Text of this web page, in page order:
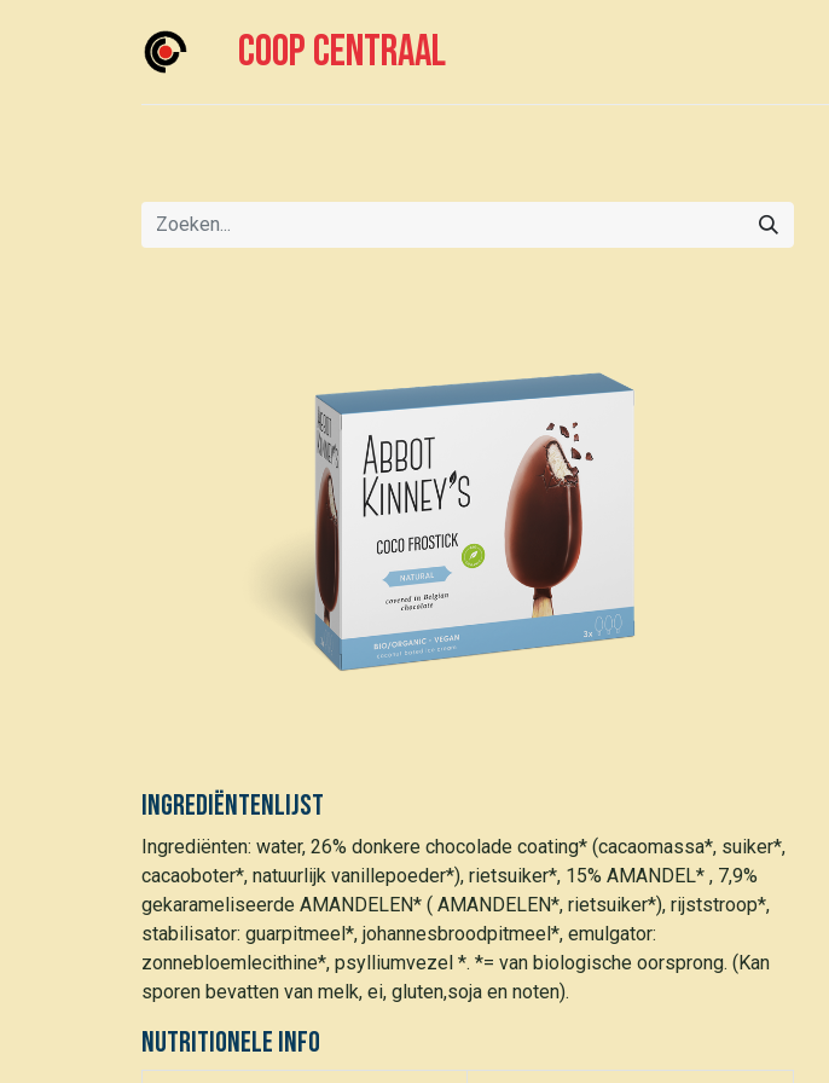
Coop centraal
Ingrediëntenlijst
Ingrediënten: water, 26% donkere chocolade coating* (cacaomassa*, suiker*,
cacaoboter*, natuurlijk vanillepoeder*), rietsuiker*, 15% AMANDEL* , 7,9%
gekarameliseerde AMANDELEN* ( AMANDELEN*, rietsuiker*), rijststroop*,
stabilisator: guarpitmeel*, johannesbroodpitmeel*, emulgator:
zonnebloemlecithine*, psylliumvezel *. *= van biologische oorsprong. (Kan
sporen bevatten van melk, ei, gluten,soja en noten).
Nutritionele info